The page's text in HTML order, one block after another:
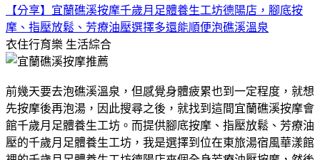
【分享】宜蘭礁溪按摩千歲月足體養生工坊德陽店，腳底按
摩、指壓放鬆、芳療油壓選擇多還能順便泡礁溪溫泉
衣住行育樂 生活綜合
前幾天要去泡礁溪溫泉，但感覺身體疲累也到一定程度，就想
先按摩後再泡湯，因此搜尋之後，就找到這間宜蘭礁溪按摩會
館千歲月足體養生工坊。而提供腳底按摩、指壓放鬆、芳療油
壓的千歲月足體養生工坊，我是選擇到位在東旅湯宿風華漾館